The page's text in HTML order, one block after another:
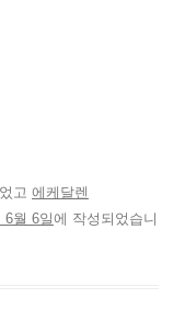
고 에케달렌
6월 6일에 작성되었습니